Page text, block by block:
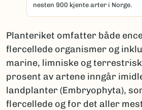
nesten 900 kjente arter i Norge.
Planteriket omfatter både
flercellede organismer og
marine, limniske og
prosent av artene inngår
landplanter (Embryophyta),
flercellede og for det aller